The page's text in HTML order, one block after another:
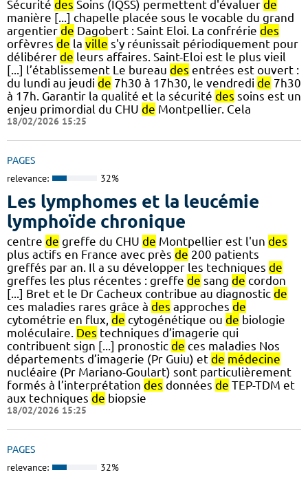
Sécurité des Soins (IQSS) permettent d'évaluer de
manière [...] chapelle placée sous le vocable du grand
argentier de Dagobert : Saint Eloi. La confrérie des
orfèvres de la ville s'y réunissait périodiquement pour
délibérer de leurs affaires. Saint-Eloi est le plus vieil
[...] l’établissement Le bureau des entrées est ouvert :
du lundi au jeudi de 7h30 à 17h30, le vendredi de 7h30
à 17h. Garantir la qualité et la sécurité des soins est un
enjeu primordial du CHU de Montpellier. Cela
18/02/2026 15:25
PAGES
relevance: 32%
Les lymphomes et la leucémie
lymphoïde chronique
centre de greffe du CHU de Montpellier est l'un des
plus actifs en France avec près de 200 patients
greffés par an. Il a su développer les techniques de
greffes les plus récentes : greffe de sang de cordon
[...] Bret et le Dr Cacheux contribue au diagnostic de
ces maladies rares grâce à des approches de
cytométrie en flux, de cytogénétique ou de biologie
moléculaire. Des techniques d’imagerie qui
contribuent sign [...] pronostic de ces maladies Nos
départements d’imagerie (Pr Guiu) et de médecine
nucléaire (Pr Mariano-Goulart) sont particulièrement
formés à l’interprétation des données de TEP-TDM et
aux techniques de biopsie
18/02/2026 15:25
PAGES
relevance: 32%